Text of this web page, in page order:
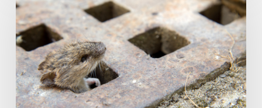
el
equilibrio
entre
ciudad
limpia
y
subsuelo